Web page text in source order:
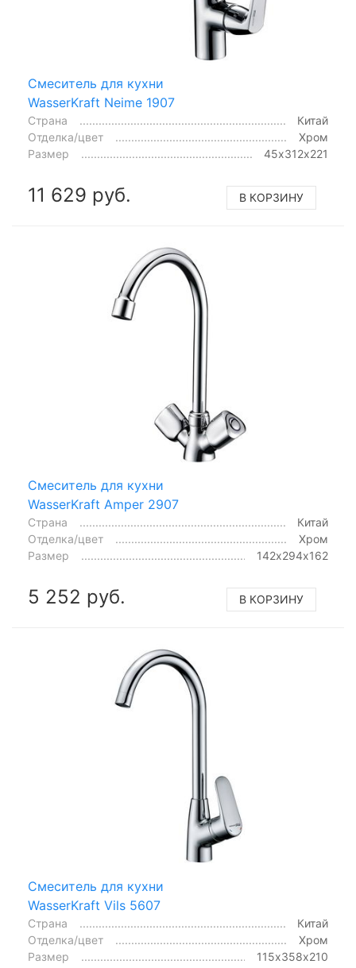
Смеситель для кухни
WasserKraft Neime 1907
Страна
Китай
Отделка/цвет
Хром
Размер
45х312х221
11 629 руб. В КОРЗИНУ
Смеситель для кухни
WasserKraft Amper 2907
Страна
Китай
Отделка/цвет
Хром
Размер
142х294х162
5 252 руб. В КОРЗИНУ
Смеситель для кухни
WasserKraft Vils 5607
Страна
Китай
Отделка/цвет
Хром
Размер
115х358х210